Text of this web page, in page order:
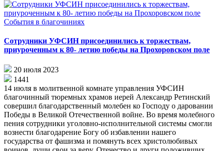
События в благочиниях
Сотрудники УФСИН присоединились к торжествам,
приуроченным к 80- летию победы на Прохоровском поле
20 июля 2023
1441
14 июля в молитвенной комнате управления УФСИН
благочинный тюремных храмов иерей Александр Ретинский
совершил благодарственный молебен ко Господу о даровании
Победы в Великой Отечественной войне. Во время молебного
пения сотрудники уголовно-исполнительной системы смогли
вознести благодарение Богу об избавлении нашего
государства от фашизма и помянуть всех христолюбивых